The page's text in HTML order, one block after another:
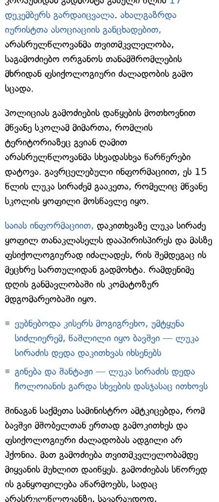
დეკემბერს გარდაიცვალა. ახალგაზრდა
იურისტთა ასოციაციის განცხადებით,
არასრულწლოვანმა თვითმკვლელობა,
საგამოძიებო ორგანოს თანამშრომლების
მხრიდან ფსიქოლოგიური ძალადობის გამო
სცადა.
პოლიციას გამოძიების დაწყების მოთხოვნით
მწვანე სკოლამ მიმართა, რომლის
ტერიტორიაზეც გვიან ღამით
არასრულწლოვანმა სხვადასხვა წარწერები
დატოვა. გავრცელებული ინფორმაციით, ეს 15
წლის ლუკა სირაძემ გააკეთა, რომელიც მწვანე
სკოლის ყოფილი მოსწავლე იყო.
საიას ინფორმაციით, დაკითხვაზე ლუკა სირაძე
ყოფილ თანაკლასელს დააპირისპირეს და მასზე
ფსიქოლოგიურად იძალადეს, რის შემდეგაც ის
მეცხრე სართულიდან გადმოხტა. რამდენიმე
დღის განმავლობაში ის კომატოზურ
მდგომარეობაში იყო.
ეუბნებოდა კისერს მოგიგრეხო, უმტყუნა
სიძლიერემ, წაშლილი იყო ბავშვი — ლუკა
სირაძის დედა დაკითხვას იხსენებს
გინება და შანტაჟი — ლუკა სირაძის დედა
ჩოლოიანის გარდა სხვების დასჯასაც ითხოვს
შინაგან საქმეთა სამინისტრო ამტკიცებდა, რომ
ბავშვი მშობელთან ერთად გამოკითხეს და
ფსიქოლოგიური ძალადობას ადგილი არ
ჰქონია. მათ გამოძიება თვითმკვლელობამდე
მიყვანის მუხლით დაიწყეს. გამოძიებას სწორედ
ის განყოფილება აწარმოებს, სადაც
არასრულწლოვანზე, სავარაუდოდ,